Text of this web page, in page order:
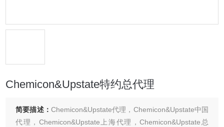
Chemicon&Upstate特约总代理
简要描述： Chemicon&Upstate代理，Chemicon&Upstate中国
代理，Chemicon&Upstate上海代理，Chemicon&Upstate总